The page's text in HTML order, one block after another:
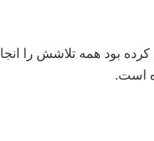
بود همه تلاشش را
است.